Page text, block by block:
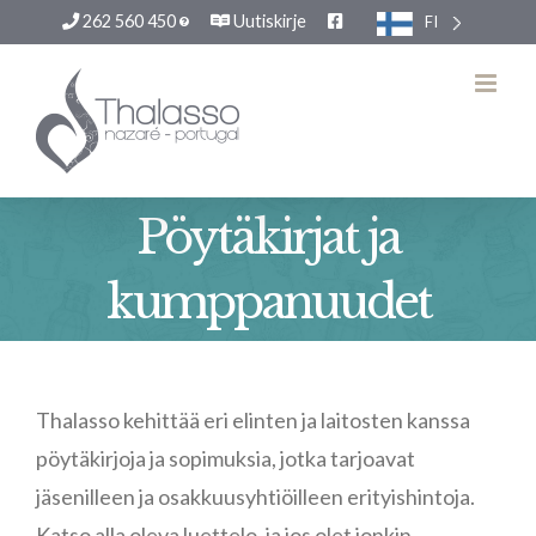
262 560 450 Uutiskirje FI
sisältöön
Pöytäkirjat ja
kumppanuudet
Thalasso kehittää eri elinten ja laitosten kanssa
pöytäkirjoja ja sopimuksia, jotka tarjoavat
jäsenilleen ja osakkuusyhtiöilleen erityishintoja.